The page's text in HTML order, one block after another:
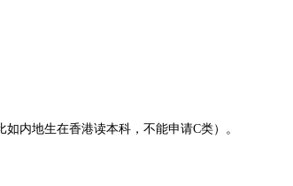
内地生在香港读本科，不能申请C类）。